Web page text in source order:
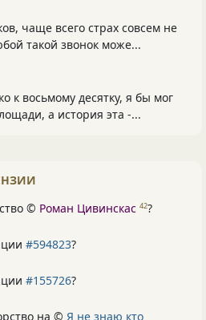
чаще всего страх совсем не
такой звонок може...
к восьмому десятку, я бы мог
а история эта -...
© Роман Цивинскас 42?
#594823?
#155726?
на © Я не знаю кто